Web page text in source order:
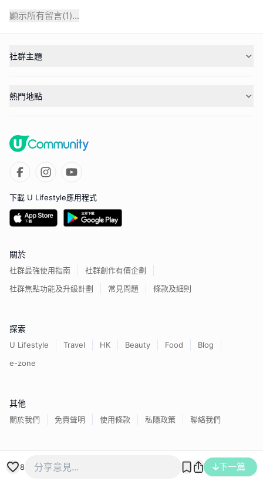
顯示所有留言(1)...
8 下一篇
社群主題
熱門地點
下載 U Lifestyle應用程式
關於
社群最強使用指南
社群創作有價企劃
社群焦點功能及升級計劃
常見問題 條款及細則
探索
U Lifestyle Travel HK Beauty Food
Blog
e-zone
其他
關於我們 免責聲明 使用條款 私隱政策 聯絡我們
香港經濟日報版權所有©